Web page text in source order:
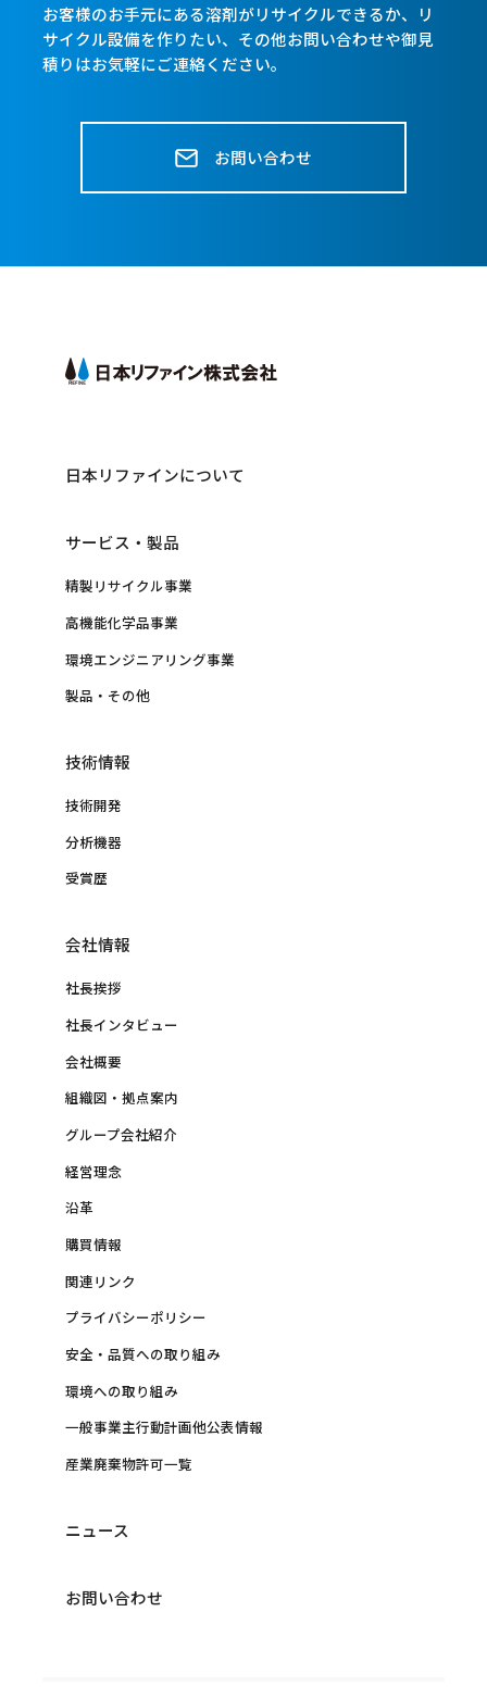
お客様のお手元にある溶剤がリサイクルできるか、リ
サイクル設備を作りたい、 その他お問い合わせや御見
積りはお気軽にご連絡ください。
お問い合わせ
日本リファインについて
サービス・製品
精製リサイクル事業
高機能化学品事業
環境エンジニアリング事業
製品・その他
技術情報
技術開発
分析機器
受賞歴
会社情報
社長挨拶
社長インタビュー
会社概要
組織図・拠点案内
グループ会社紹介
経営理念
沿革
購買情報
関連リンク
プライバシーポリシー
安全・品質への取り組み
環境への取り組み
一般事業主行動計画他公表情報
産業廃棄物許可一覧
ニュース
お問い合わせ